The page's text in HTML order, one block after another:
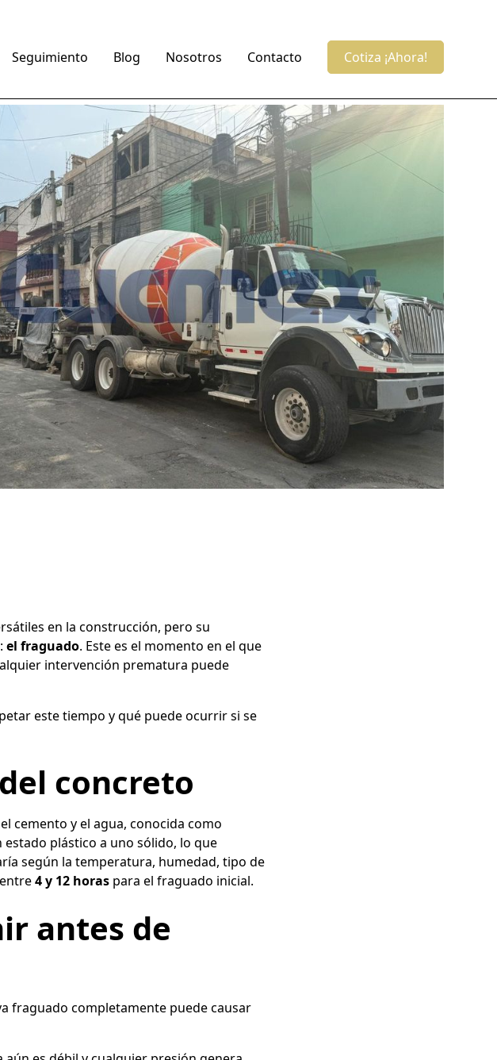
Seguimiento Blog Nosotros Contacto Cotiza ¡Ahora!
en la construcción, pero su
el fraguado. Este es el momento en el que
intervención prematura puede
este tiempo y qué puede ocurrir si se
concreto
cemento y el agua, conocida como
estado plástico a uno sólido, lo que
según la temperatura, humedad, tipo de
4 y 12 horas para el fraguado inicial.
antes de
fraguado completamente puede causar